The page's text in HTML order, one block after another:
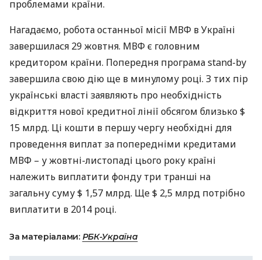
проблемами країни.
Нагадаємо, робота останньої місії МВФ в Україні
завершилася 29 жовтня. МВФє головним
кредитором країни. Попередня програма stand-by
завершила свою дію ще в минулому році. З тих пір
українські власті заявляють про необхідність
відкриття нової кредитної лінії обсягом близько $
15 млрд. Ці кошти в першу чергу необхідні для
проведення виплат за попередніми кредитами
МВФ – у жовтні-листопаді цього року країні
належить виплатити фонду три транші на
загальну суму $ 1,57 млрд. Ще $ 2,5 млрд потрібно
виплатити в 2014 році.
За матеріалами: РБК-Україна